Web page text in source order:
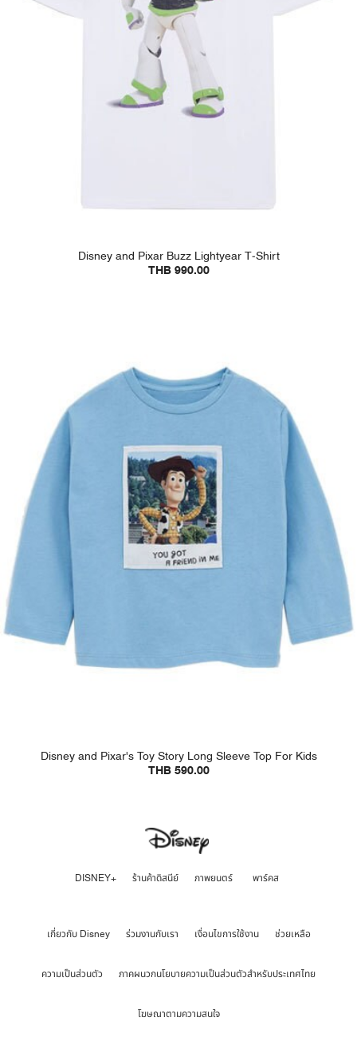
Disney and Pixar Buzz Lightyear T-Shirt
THB 990.00
Disney and Pixar's Toy Story Long Sleeve Top For Kids
THB 590.00
DISNEY+ ร้านค้าดิสนีย์ ภาพยนตร์ พาร์คส
เกี่ยวกับ Disney ร่วมงานกับเรา เงื่อนไขการใช้งาน ช่วยเหลือ
ความเป็นส่วนตัว ภาคผนวกนโยบายความเป็นส่วนตัวสำหรับประเทศไทย
โฆษณาตามความสนใจ